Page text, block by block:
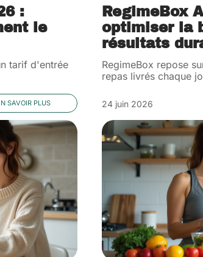
:
le
tarif d'entrée
SAVOIR PLUS
RegimeBox
optimiser la
résultats
RegimeBox repose
repas livrés chaque
24 juin 2026